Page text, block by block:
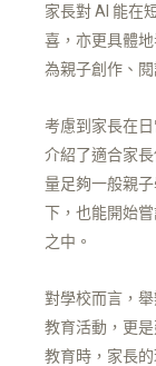
家長對 AI 能在
喜，亦更具體
為親子創作、
考慮到家長在日
介紹了適合家
量足夠一般親
下，也能開始
之中。
對學校而言，
教育活動，更
教育時，家長